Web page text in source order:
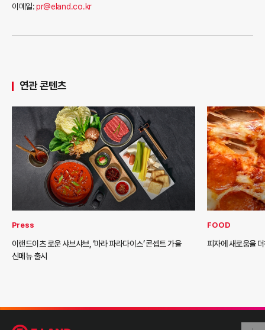
이메일:pr@eland.co.kr
연관 콘텐츠
Press
이랜드이츠 로운 샤브샤브, ‘마라 파라다이스’ 콘셉트 가을
신메뉴 출시
FOOD
피자에 새로움을